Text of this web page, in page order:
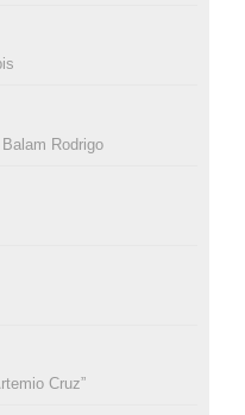
Rodrigo
Cruz”